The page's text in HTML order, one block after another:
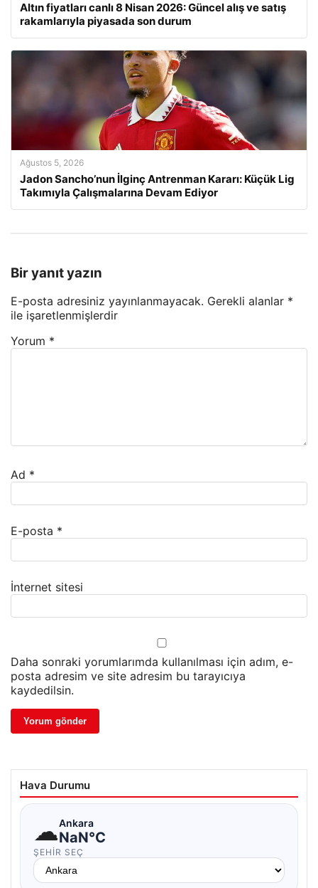
Altın fiyatları canlı 8 Nisan 2026: Güncel alış ve satış
rakamlarıyla piyasada son durum
Ağustos 5, 2026
Jadon Sancho’nun İlginç Antrenman Kararı: Küçük Lig
Takımıyla Çalışmalarına Devam Ediyor
Bir yanıt yazın
E-posta adresiniz yayınlanmayacak. Gerekli alanlar *
ile işaretlenmişlerdir
Yorum *
Ad *
E-posta *
İnternet sitesi
Daha sonraki yorumlarımda kullanılması için adım, e-
posta adresim ve site adresim bu tarayıcıya
kaydedilsin.
Hava Durumu
☁Ankara
NaN°C
ŞEHIR SEÇ